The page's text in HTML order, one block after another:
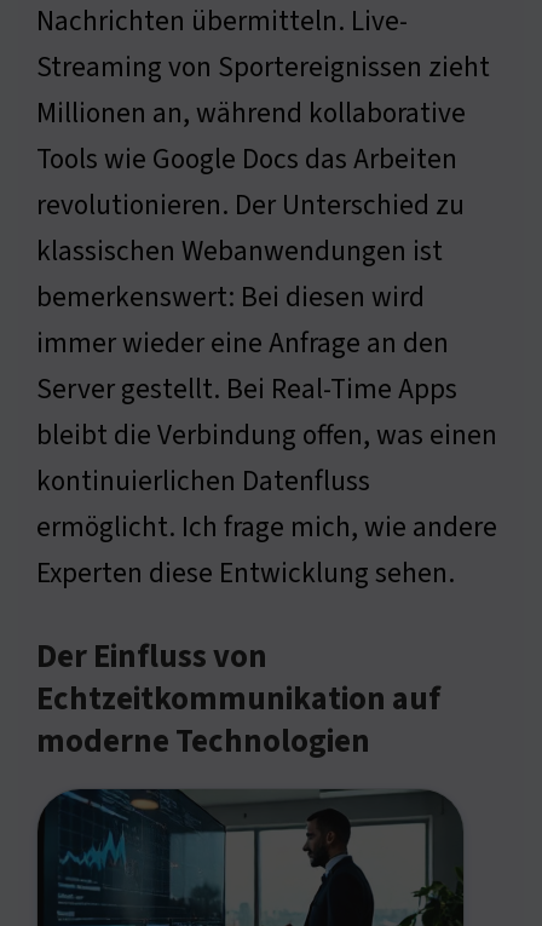
Nachrichten übermitteln. Live-
Streaming von Sportereignissen zieht
Millionen an, während kollaborative
Tools wie Google Docs das Arbeiten
revolutionieren. Der Unterschied zu
klassischen Webanwendungen ist
bemerkenswert: Bei diesen wird
immer wieder eine Anfrage an den
Server gestellt. Bei Real-Time Apps
bleibt die Verbindung offen, was einen
kontinuierlichen Datenfluss
ermöglicht. Ich frage mich, wie andere
Experten diese Entwicklung sehen.
Der Einfluss von
Echtzeitkommunikation auf
moderne Technologien